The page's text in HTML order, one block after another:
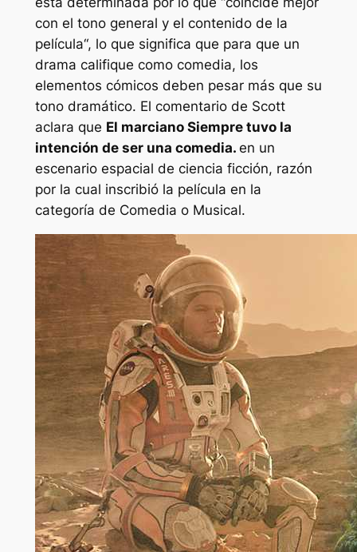
con el tono general y el contenido de la
película“, lo que significa que para que un
drama califique como comedia, los
elementos cómicos deben pesar más que su
tono dramático. El comentario de Scott
aclara que El marcianoSiempre tuvo la
intención de ser una comedia. en un
escenario espacial de ciencia ficción, razón
por la cual inscribió la película en la
categoría de Comedia o Musical.